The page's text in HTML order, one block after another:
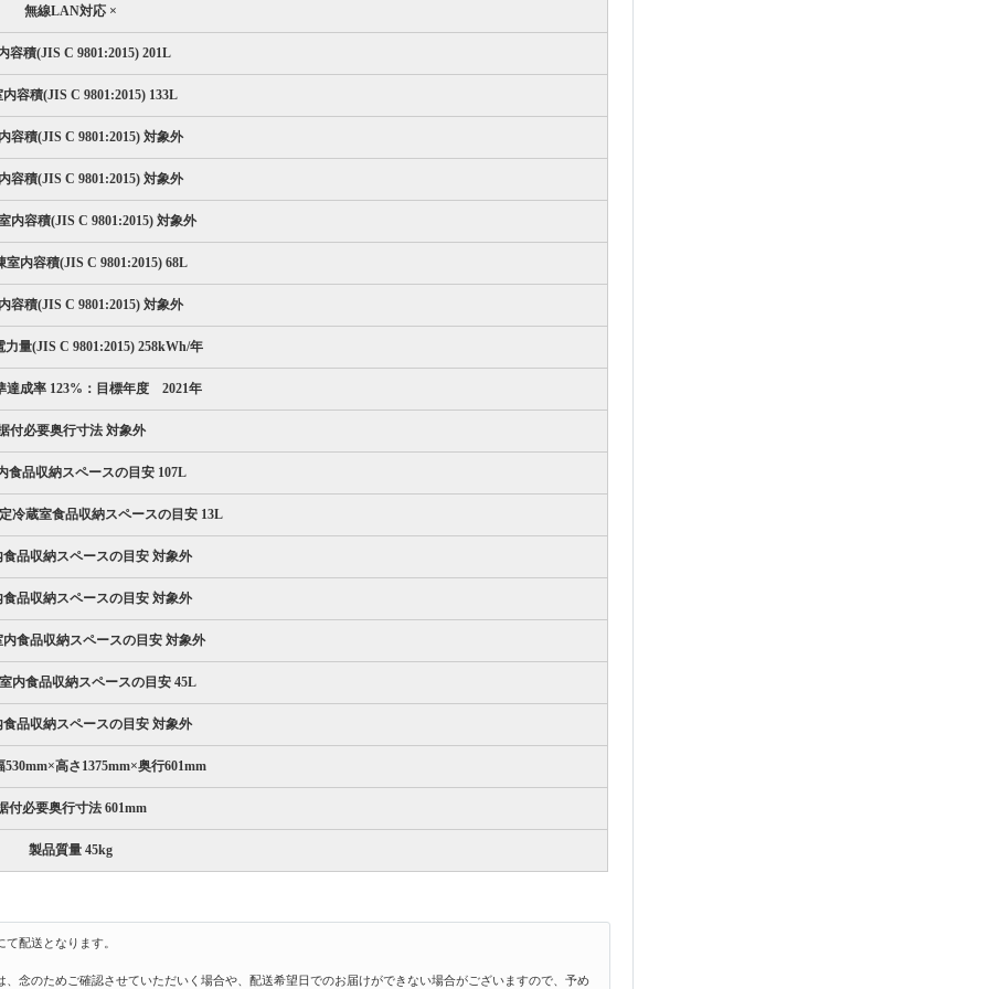
無線LAN対応 ×
容積(JIS C 9801:2015) 201L
容積(JIS C 9801:2015) 133L
容積(JIS C 9801:2015) 対象外
容積(JIS C 9801:2015) 対象外
内容積(JIS C 9801:2015) 対象外
室内容積(JIS C 9801:2015) 68L
容積(JIS C 9801:2015) 対象外
量(JIS C 9801:2015) 258kWh/年
達成率 123%：目標年度 2021年
付必要奥行寸法 対象外
食品収納スペースの目安 107L
冷蔵室食品収納スペースの目安 13L
品収納スペースの目安 対象外
品収納スペースの目安 対象外
食品収納スペースの目安 対象外
内食品収納スペースの目安 45L
品収納スペースの目安 対象外
高さ1375mm×奥行601mm
付必要奥行寸法 601mm
製品質量 45kg
配送となります。
念のためご確認させていただいく場合や、配送希望日でのお届けができない場合がございますので、予め